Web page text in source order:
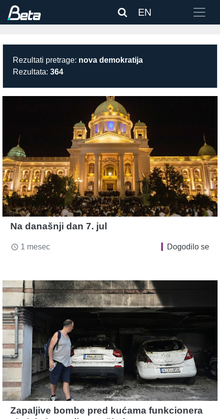
EN
Rezultati pretrage: nova demokratija
Rezultata: 364
Na današnji dan 7. jul
access_time 1 mesec Dogodilo se
Zapaljive bombe pred kućama funkcionera